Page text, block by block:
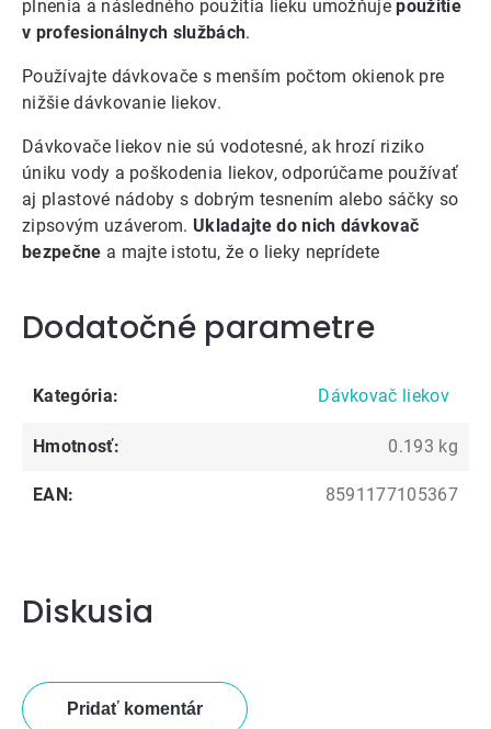
plnenia a následného použitia lieku umožňujepoužitie
v profesionálnych službách.
Používajte dávkovače s menším počtom okienok pre
nižšie dávkovanie liekov.
Dávkovače liekov nie sú vodotesné, ak hrozí riziko
úniku vody a poškodenia liekov, odporúčame používať
aj plastové nádoby s dobrým tesnením alebo sáčky so
zipsovým uzáverom. Ukladajte do nich dávkovač
bezpečne a majte istotu, že o lieky neprídete
Dodatočné parametre
Kategória: Dávkovač liekov
Hmotnosť: 0.193 kg
EAN: 8591177105367
Diskusia
Pridať komentár